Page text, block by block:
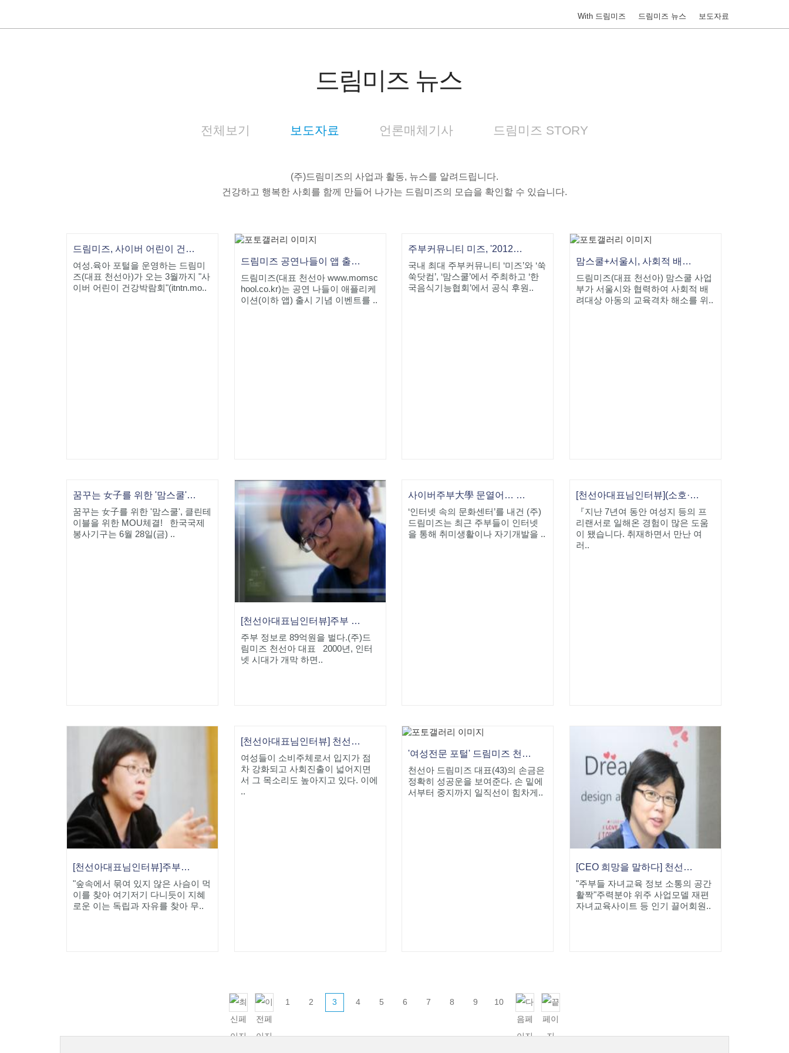
With 드림미즈 드림미즈 뉴스 보도자료
드림미즈 뉴스
전체보기 보도자료 언론매체기사 드림미즈 STORY
(주)드림미즈의 사업과 활동, 뉴스를 알려드립니다.
건강하고 행복한 사회를 함께 만들어 나가는 드림미즈의 모습을 확인할 수 있습니다.
드림미즈, 사이버 어린이 건강박람회 개최
여성.육아 포털을 운영하는 드림미
즈(대표 천선아)가 오는 3월까지 "사
이버 어린이 건강박람회"(itntn.mo..
드림미즈 공연나들이 앱 출시 이벤트
드림미즈(대표 천선아 www.momsc
hool.co.kr)는 공연 나들이 애플리케
이션(이하 앱) 출시 기념 이벤트를 ..
주부커뮤니티 미즈, '2012사이버건강박람회' 개최
국내 최대 주부커뮤니티 ‘미즈’와 ‘쑥
쑥닷컴’, ‘맘스쿨’에서 주최하고 ‘한
국음식기능협회’에서 공식 후원..
맘스쿨+서울시, 사회적 배려대상 아동을 위한 ‘독서멘토링사업’ 시작
드림미즈(대표 천선아) 맘스쿨 사업
부가 서울시와 협력하여 사회적 배
려대상 아동의 교육격차 해소를 위..
꿈꾸는 女子를 위한 '맘스쿨', 클린테이블을 위한 MOU체결
꿈꾸는 女子를 위한 '맘스쿨', 클린테
이블을 위한 MOU체결! 한국국제
봉사기구는 6월 28일(금) ..
[천선아대표님인터뷰]주부 정보로 89억원을 벌다.
주부 정보로 89억원을 벌다.(주)드
림미즈 천선아 대표 2000년, 인터
넷 시대가 개막 하면..
사이버주부大學 문열어… 드림미즈 '인터넷 문화센터' 표방
‘인터넷 속의 문화센터’를 내건 (주)
드림미즈는 최근 주부들이 인터넷
을 통해 취미생활이나 자기개발을 ..
[천선아대표님인터뷰](소호·인터넷 비즈니스 창업수기 공모전) 대상-드림미즈 천선아 사장
『지난 7년여 동안 여성지 등의 프
리랜서로 일해온 경험이 많은 도움
이 됐습니다. 취재하면서 만난 여
러..
[천선아대표님인터뷰]주부가 사회생활을 조화롭게 하는 법
"숲속에서 묶여 있지 않은 사슴이 먹
이를 찾아 여기저기 다니듯이 지혜
로운 이는 독립과 자유를 찾아 무..
[천선아대표님인터뷰] 천선아 드림미즈 대표
여성들이 소비주체로서 입지가 점
차 강화되고 사회진출이 넓어지면
서 그 목소리도 높아지고 있다. 이에
..
'여성전문 포털' 드림미즈 천선아 대표[파워우먼 리포트]
천선아 드림미즈 대표(43)의 손금은
정확히 성공운을 보여준다. 손 밑에
서부터 중지까지 일직선이 힘차게..
[CEO 희망을 말하다] 천선아 드림미즈 대표
"주부들 자녀교육 정보 소통의 공간
활짝"주력분야 위주 사업모델 재편
자녀교육사이트 등 인기 끌어회원..
1 2 3 4 5 6 7 8 9 10